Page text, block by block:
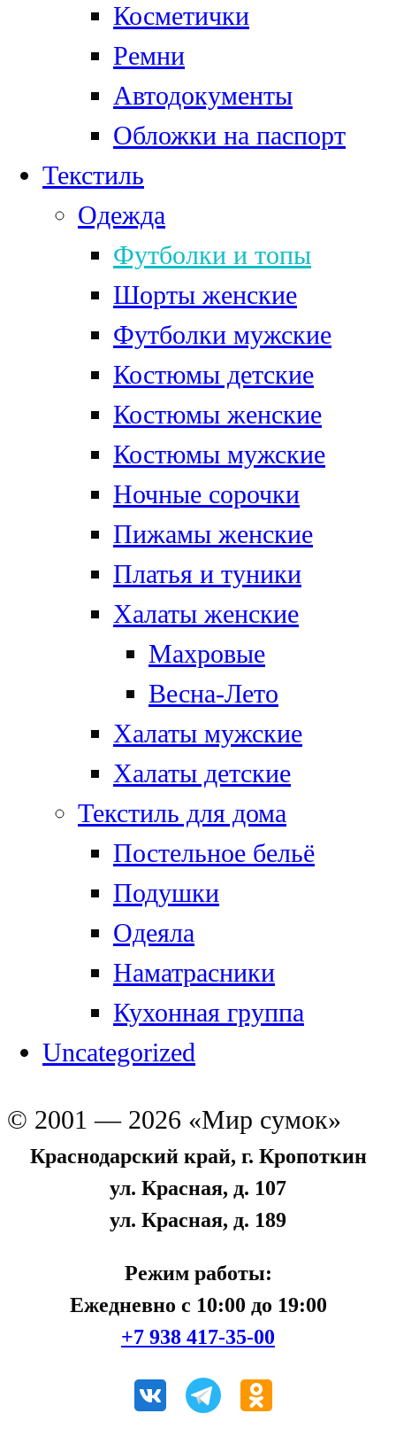
Косметички
Ремни
Автодокументы
Обложки на паспорт
Текстиль
Одежда
Футболки и топы
Шорты женские
Футболки мужские
Костюмы детские
Костюмы женские
Костюмы мужские
Ночные сорочки
Пижамы женские
Платья и туники
Халаты женские
Махровые
Весна-Лето
Халаты мужские
Халаты детские
Текстиль для дома
Постельное бельё
Подушки
Одеяла
Наматрасники
Кухонная группа
Uncategorized
© 2001 — 2026 «Мир сумок»
Краснодарский край, г. Кропоткин
ул. Красная, д. 107
ул. Красная, д. 189
Режим работы:
Ежедневно с 10:00 до 19:00
+7 938 417-35-00